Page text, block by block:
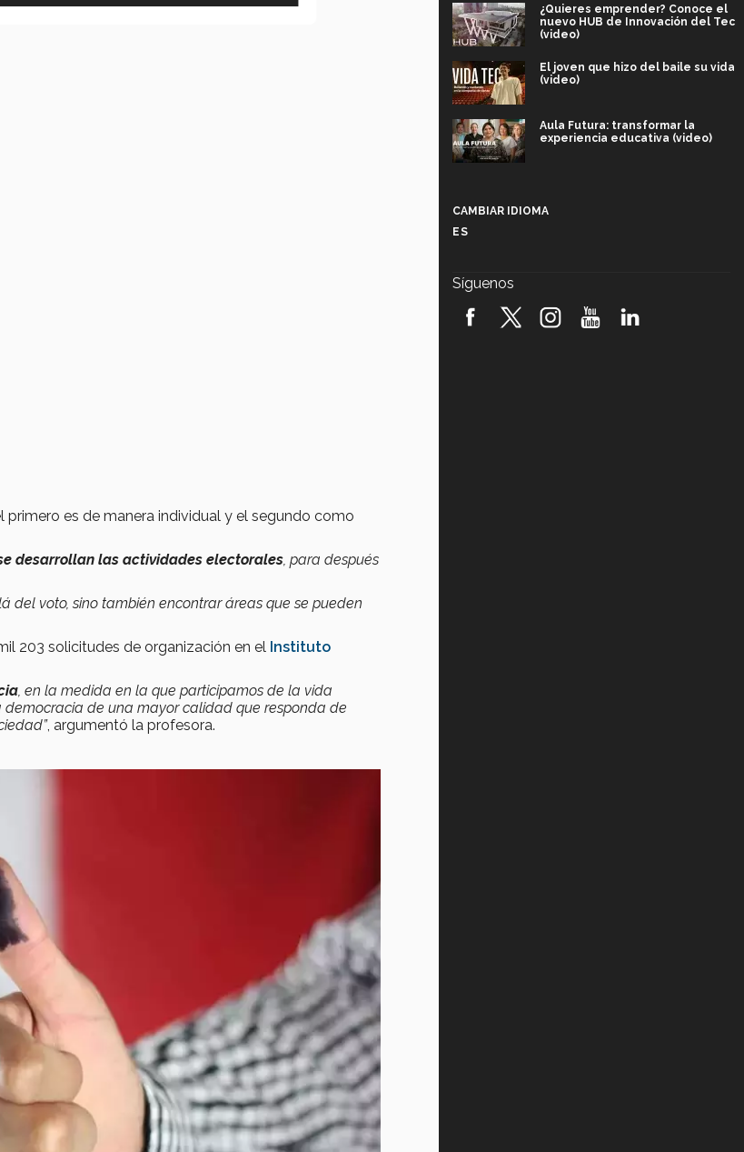
primero es de manera individual y el segundo como
desarrollan las actividades electorales , para después
del voto, sino también encontrar áreas que se pueden
203 solicitudes de organización en el Instituto
, en la medida en la que participamos de la vida
democracia de una mayor calidad que responda de
, argumentó la profesora.
¿Quieres emprender? Conoce el
nuevo HUB de Innovación del Tec
(video)
El joven que hizo del baile su vida
(video)
Aula Futura: transformar la
experiencia educativa (video)
robótica FIRST 2026! (video)
CAMBIAR IDIOMA
ES
Síguenos